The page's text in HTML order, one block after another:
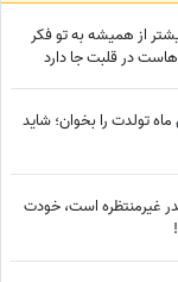
از همیشه به تو فکر
در قلبت جا دارد
تولدت را بخوان؛ شاید
غیرمنتظره است، خودت